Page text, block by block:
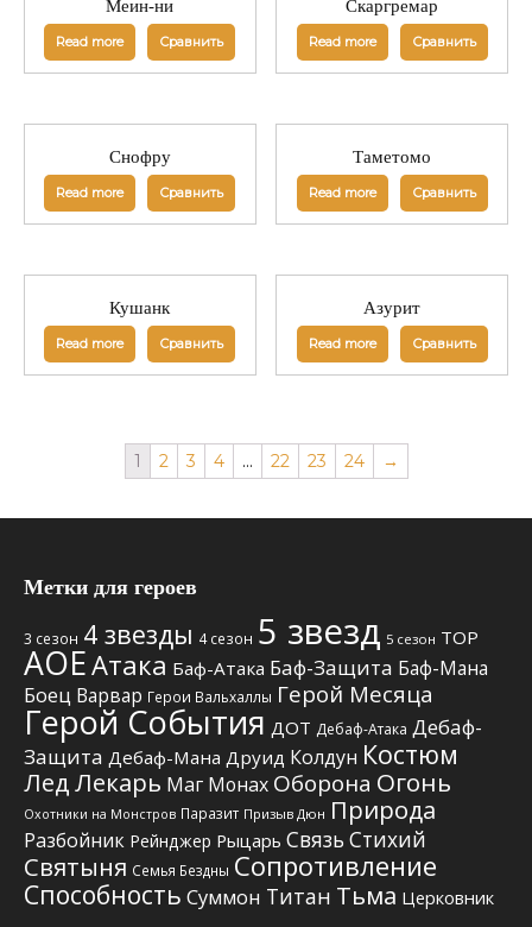
Меин-ни
Read more Сравнить
Скаргремар
Read more Сравнить
Снофру
Read more Сравнить
Таметомо
Read more Сравнить
Кушанк
Read more Сравнить
Азурит
Read more Сравнить
1 2 3 4 … 22 23 24 →
Метки для героев
3 сезон 4 звезды 4 сезон 5 звезд 5 сезон TOP
АОЕАтака Баф-Атака Баф-Защита Баф-Мана
Боец Варвар Герои Вальхаллы Герой Месяца
Герой События ДОТ Дебаф-Атака Дебаф-
Защита Дебаф-Мана Друид Колдун Костюм
ЛедЛекарь Маг Монах Оборона Огонь
Охотники на Монстров Паразит Призыв Дюн Природа
Разбойник Рейнджер Рыцарь Связь Стихий
Святыня Семья Бездны Сопротивление
Способность Суммон Титан Тьма Церковник